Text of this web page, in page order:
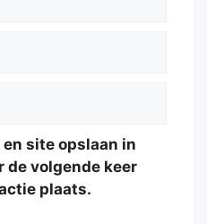
site opslaan in
de volgende keer
plaats.